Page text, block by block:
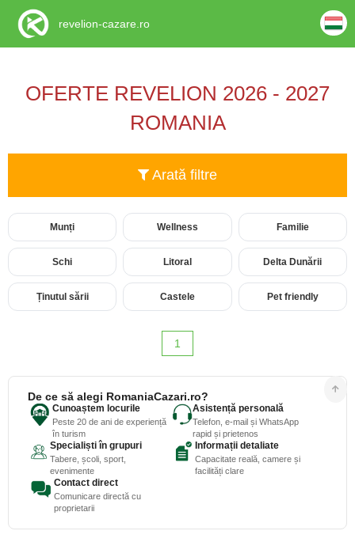
OFERTE REVELION 2026 - 2027
ROMANIA
Arată filtre
Munți Wellness Familie
Schi Litoral Delta Dunării
Ținutul sării Castele Pet friendly
1
De ce să alegi RomaniaCazari.ro?
Cunoaștem locurile
Peste 20 de ani de experiență
în turism
Asistență personală
Telefon, e-mail și WhatsApp
rapid și prietenos
Specialiști în grupuri
Tabere, școli, sport,
evenimente
Informații detaliate
Capacitate reală, camere și
facilități clare
Contact direct
Comunicare directă cu
proprietarii
revelion-cazare.ro